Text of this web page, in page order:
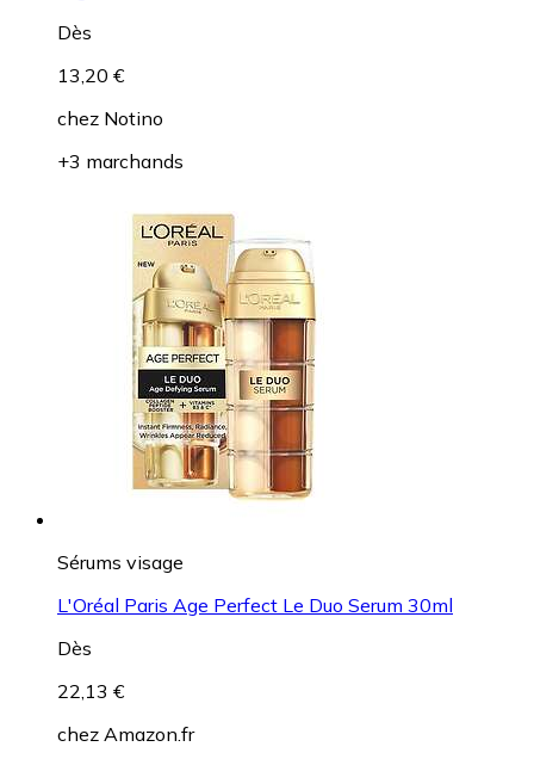
Dès
13,20 €
chez Notino
+3 marchands
Sérums visage
L'Oréal Paris Age Perfect Le Duo Serum 30ml
Dès
22,13 €
chez Amazon.fr